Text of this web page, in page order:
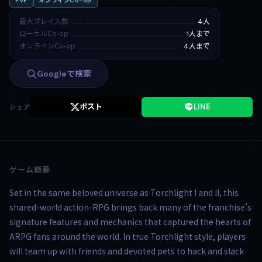
最大プレイ人数 4人
ローカルCo-op 1人まで
オンラインCo-op 4人まで
Googleで検索
シェア ポスト LINE
ゲーム概要
Set in the same beloved universe as Torchlight I and II, this
shared-world action-RPG brings back many of the franchise’s
signature features and mechanics that captured the hearts of
ARPG fans around the world. In true Torchlight style, players
will team up with friends and devoted pets to hack and slack